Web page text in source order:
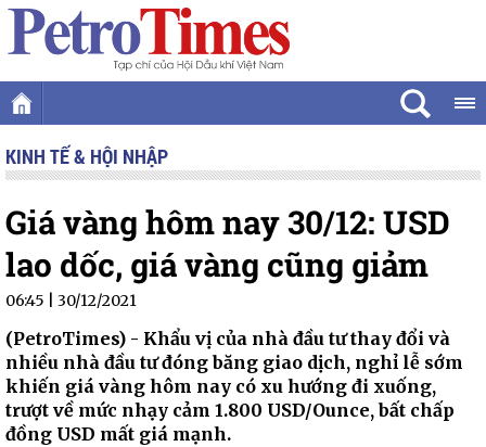
KINH TẾ & HỘI NHẬP
Giá vàng hôm nay 30/12: USD
lao dốc, giá vàng cũng giảm
06:45 | 30/12/2021
(PetroTimes) - Khẩu vị của nhà đầu tư thay đổi và
nhiều nhà đầu tư đóng băng giao dịch, nghỉ lễ sớm
khiến giá vàng hôm nay có xu hướng đi xuống,
trượt về mức nhạy cảm 1.800 USD/Ounce, bất chấp
đồng USD mất giá mạnh.